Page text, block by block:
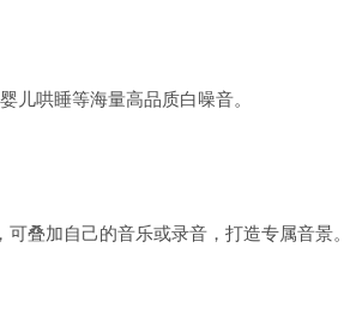
儿哄睡等海量高品质白噪音。
叠加自己的音乐或录音，打造专属音景。